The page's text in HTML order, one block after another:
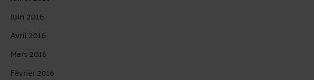
Juin 2016
Avril 2016
Mars 2016
Février 2016